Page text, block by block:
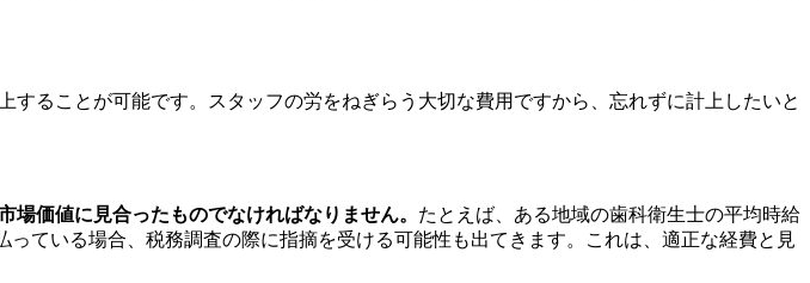
ることが可能です。スタッフの労をねぎらう大切な費用ですから、忘れずに計上したいと
場価値に見合ったものでなければなりません。 たとえば、ある地域の歯科衛生士の平均時給
ている場合、税務調査の際に指摘を受ける可能性も出てきます。これは、適正な経費と見